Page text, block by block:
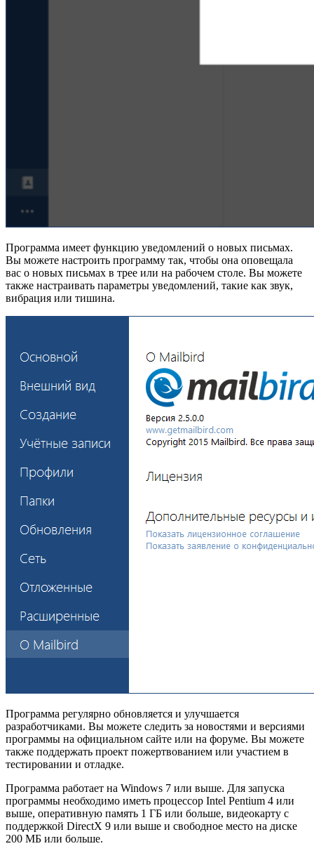
Программа имеет функцию уведомлений о новых письмах.
Вы можете настроить программу так, чтобы она оповещала
вас о новых письмах в трее или на рабочем столе. Вы можете
также настраивать параметры уведомлений, такие как звук,
вибрация или тишина.
Программа регулярно обновляется и улучшается
разработчиками. Вы можете следить за новостями и версиями
программы на официальном сайте или на форуме. Вы можете
также поддержать проект пожертвованием или участием в
тестировании и отладке.
Программа работает на Windows 7 или выше. Для запуска
программы необходимо иметь процессор Intel Pentium 4 или
выше, оперативную память 1 ГБ или больше, видеокарту с
поддержкой DirectX 9 или выше и свободное место на диске
200 МБ или больше.